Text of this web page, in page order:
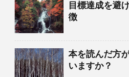
目標達成を避
徴
本を読んだ方
いますか？